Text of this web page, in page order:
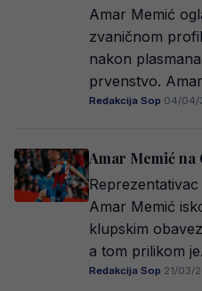
Amar Memić
zvaničnom
nakon
prvenstvo.
Redakcija Sop·04/04/
Amar Memić na
Amar Memić
klupskim
a tom prilikom
Redakcija Sop·21/03/